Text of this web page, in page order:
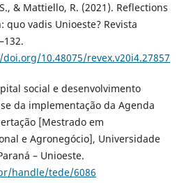
& Mattiello, R. (2021). Reflections
vadis Unioeste? Revista
10.48075/revex.v20i4.27857
social e desenvolvimento
da implementação da Agenda
[Mestrado em
e Agronegócio], Universidade
– Unioeste.
handle/tede/6086